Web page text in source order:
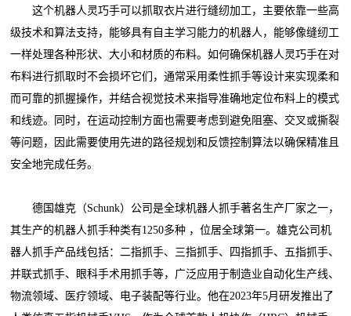
这个机器人灵巧手可以抓取衣片进行缝纫加工，主要依靠一些高
级技术和算法支持，能够具有自主学习能力的机器人，能够像缝纫工
一样处理各种形状、大小和材质的布料。如何确保机器人灵巧手在对
布料进行抓取时不会损坏它们，通常采用柔性抓手等设计来实现柔和
而可靠的抓握操作，并结合视觉技术来指导准确地定位布料上的模式
和线迹。同时，在运动控制方面也需要考虑到避免阻塞、交叉或撕裂
等问题，因此需要使用先进的路径规划和反馈控制算法以确保精准且
安全地完成任务。
德国雄克（Schunk）公司是全球机器人抓手著名生产厂家之一，
其生产的机器人抓手种类有1250多种 ，位居全球第一。雄克公司机
器人抓手产品线包括：二指抓手、三指抓手、四指抓手、五指抓手、
并联式抓手、眼科手术用抓手等，广泛应用于制造业自动化生产线、
物流领域、医疗领域、电子装配等行业。他在2023年5月研发推出了